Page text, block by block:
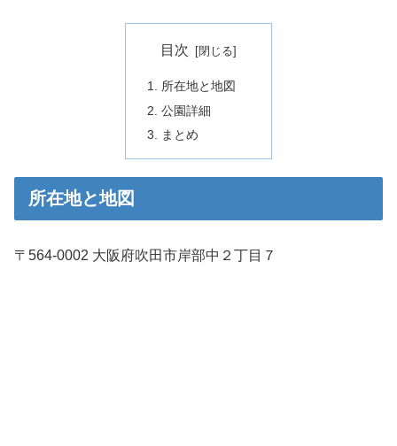
目次
所在地と地図
公園詳細
まとめ
所在地と地図
〒564-0002 大阪府吹田市岸部中２丁目７